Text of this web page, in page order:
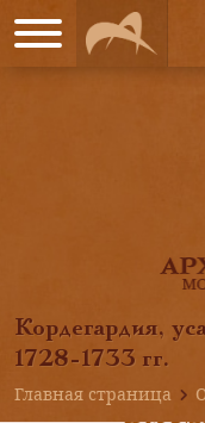
Кордегардия,
1728-1733 гг.
Главная страница